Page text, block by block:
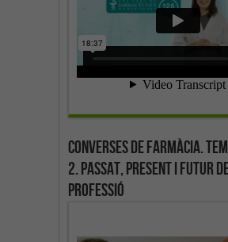
Converses de farmàcia.
2. Passat, present i futur
professió